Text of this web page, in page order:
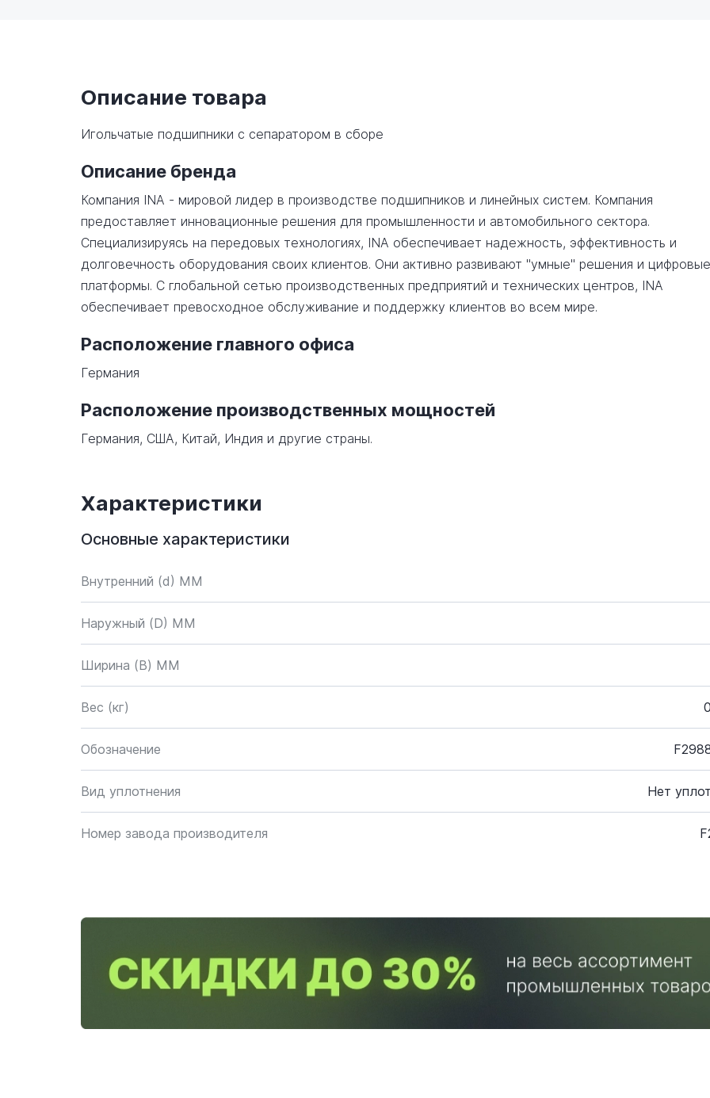
Описание товара
Игольчатые подшипники с сепаратором в сборе
Описание бренда
Компания INA - мировой лидер в производстве подшипников и линейных систем. Компания
предоставляет инновационные решения для промышленности и автомобильного сектора.
Специализируясь на передовых технологиях, INA обеспечивает надежность, эффективность и
долговечность оборудования своих клиентов. Они активно развивают "умные" решения и цифровые
платформы. С глобальной сетью производственных предприятий и технических центров, INA
обеспечивает превосходное обслуживание и поддержку клиентов во всем мире.
Расположение главного офиса
Германия
Расположение производственных мощностей
Германия, США, Китай, Индия и другие страны.
Характеристики
Основные характеристики
Внутренний (d) ММ
Наружный (D) ММ
Ширина (B) MM
Вес (кг)
Обозначение
Вид уплотнения Нет
Номер завода производителя